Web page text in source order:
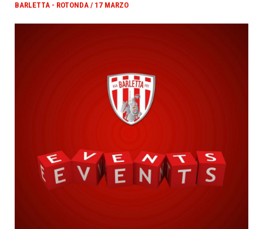
BARLETTA - ROTONDA / 17 MARZO